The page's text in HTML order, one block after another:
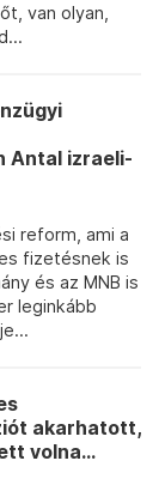
van olyan,
Antal izraeli-
reform, ami a
fizetésnek is
és az MNB is
leginkább
akarhatott,
volna...